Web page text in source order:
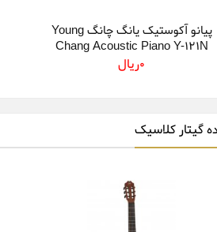
پیانو آکوستیک یانگ چانگ Young
Chang Acoustic Piano Y-121N
0ريال
گیتار کلاسیک